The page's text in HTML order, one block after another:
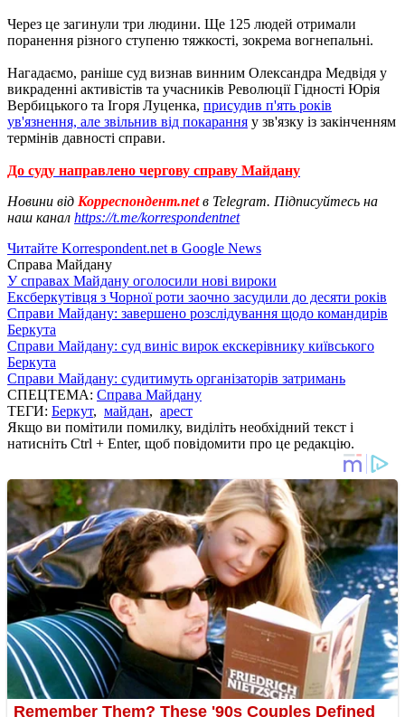
Через це загинули три людини. Ще 125 людей отримали
поранення різного ступеню тяжкості, зокрема вогнепальні.
Нагадаємо, раніше суд визнав винним Олександра Медвідя у
викраденні активістів та учасників Революції Гідності Юрія
Вербицького та Ігоря Луценка, присудив п'ять років
ув'язнення, але звільнив від покарання у зв'язку із закінченням
термінів давності справи.
До суду направлено чергову справу Майдану
Новини від Корреспондент.netв Telegram. Підписуйтесь на
наш канал https://t.me/korrespondentnet
Читайте Korrespondent.net в Google News
Справа Майдану
У справах Майдану оголосили нові вироки
Ексберкутівця з Чорної роти заочно засудили до десяти років
Справи Майдану: завершено розслідування щодо командирів
Беркута
Справи Майдану: суд виніс вирок екскерівнику київського
Беркута
Справи Майдану: судитимуть організаторів затримань
СПЕЦТЕМА: Справа Майдану
ТЕГИ: Беркут, майдан, арест
Якщо ви помітили помилку, виділіть необхідний текст і
натисніть Ctrl + Enter, щоб повідомити про це редакцію.